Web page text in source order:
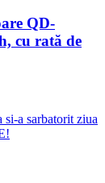
QD-
cu rată de
a sarbatorit ziua